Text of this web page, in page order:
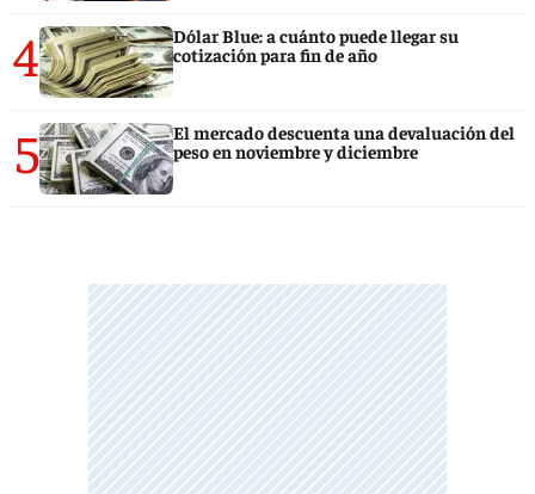
4
Dólar Blue: a cuánto puede llegar su
cotización para fin de año
5
El mercado descuenta una devaluación del
peso en noviembre y diciembre